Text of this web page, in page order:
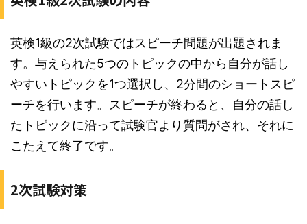
英検1級の2次試験ではスピーチ問題が出題されま
す。与えられた5つのトピックの中から自分が話し
やすいトピックを1つ選択し、2分間のショートスピ
ーチを行います。スピーチが終わると、自分の話し
たトピックに沿って試験官より質問がされ、それに
こたえて終了です。
2次試験対策